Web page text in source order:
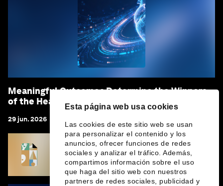
Esta página web usa cookies
Las cookies de este sitio web se usan
para personalizar el contenido y los
anuncios, ofrecer funciones de redes
sociales y analizar el tráfico. Además,
compartimos información sobre el uso
que haga del sitio web con nuestros
partners de redes sociales, publicidad y
Meaningful Outcomes Determine the Winners
of the Health AI Race
29 jun. 2026
The Women’s Health Innovation Radar:
Revealing Gaps and Opportunities Across
the Science-to-Patient Journey